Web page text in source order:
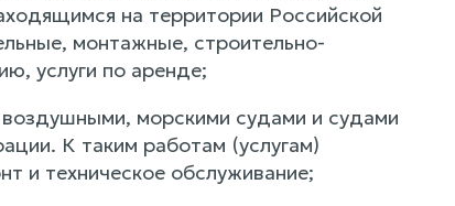
на территории Российской
монтажные, строительно-
услуги по аренде;
морскими судами и судами
К таким работам (услугам)
и техническое обслуживание;